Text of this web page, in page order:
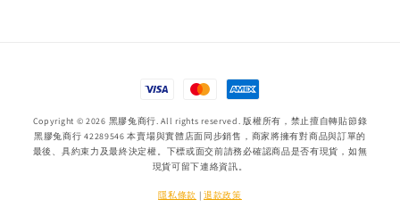
Copyright © 2026 黑膠兔商行. All rights reserved. 版權所有，禁止擅自轉貼節錄
黑膠兔商行 42289546 本賣場與實體店面同步銷售，商家將擁有對商品與訂單的
最後、具約束力及最終決定權。下標或面交前請務必確認商品是否有現貨，如無
現貨可留下連絡資訊。
隱私條款 |退款政策